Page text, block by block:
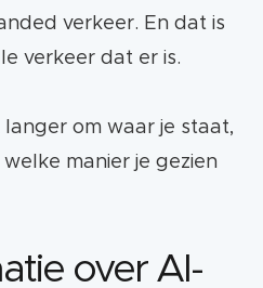
verkeer. En dat is
verkeer dat er is.
om waar je staat,
manier je gezien
over AI-